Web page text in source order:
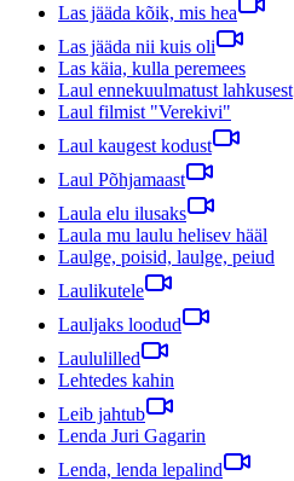
Las jääda kõik, mis hea
Las jääda nii kuis oli
Las käia, kulla peremees
Laul ennekuulmatust lahkusest
Laul filmist "Verekivi"
Laul kaugest kodust
Laul Põhjamaast
Laula elu ilusaks
Laula mu laulu helisev hääl
Laulge, poisid, laulge, peiud
Laulikutele
Lauljaks loodud
Laululilled
Lehtedes kahin
Leib jahtub
Lenda Juri Gagarin
Lenda, lenda lepalind